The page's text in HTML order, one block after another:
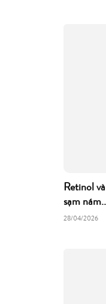
Retinol
sạm
28/04/2026